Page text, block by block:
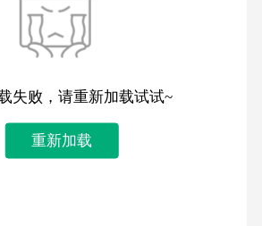
失败，请重新加载试试~
重新加载